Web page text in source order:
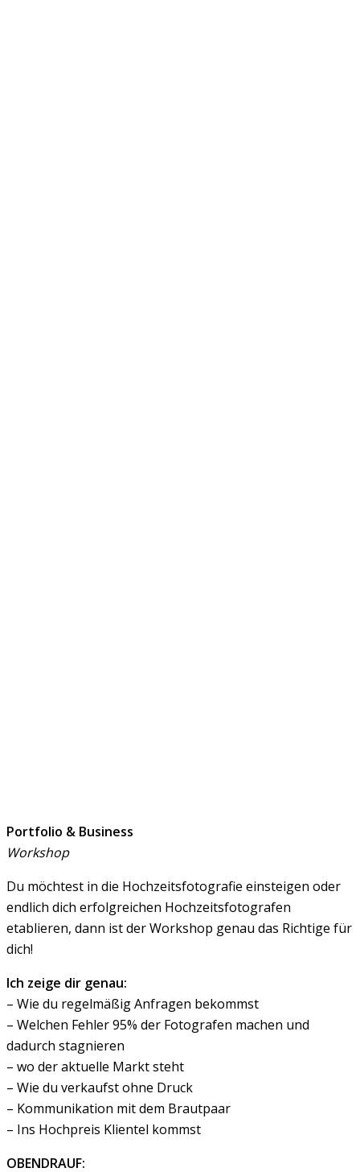
Portfolio & Business
Workshop
Du möchtest in die Hochzeitsfotografie einsteigen oder
endlich dich erfolgreichen Hochzeitsfotografen
etablieren, dann ist der Workshop genau das Richtige für
dich!
Ich zeige dir genau:
– Wie du regelmäßig Anfragen bekommst
– Welchen Fehler 95% der Fotografen machen und
dadurch stagnieren
– wo der aktuelle Markt steht
– Wie du verkaufst ohne Druck
– Kommunikation mit dem Brautpaar
– Ins Hochpreis Klientel kommst
OBENDRAUF: